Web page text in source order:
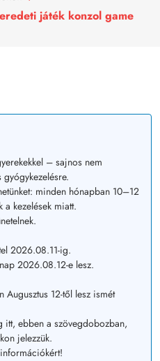
játék konzol game
– sajnos nem
gyógykezelésre.
minden hónapban 10–12
a kezelések miatt.
2026.08.11-ig.
2026.08.12-e lesz.
Augusztus 12-től lesz ismét
ebben a szövegdobozban,
jelezzük.